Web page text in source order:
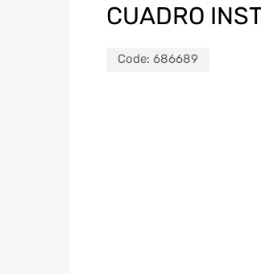
CUADRO
Code: 686689